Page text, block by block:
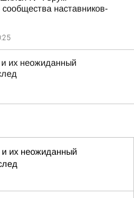
сообщества наставников-
и их неожиданный
и их неожиданный